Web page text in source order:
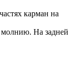
карман на
молнию. На задней